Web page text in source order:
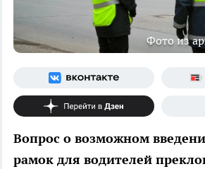
Фото из
Вопрос о возможном
рамок для водителей